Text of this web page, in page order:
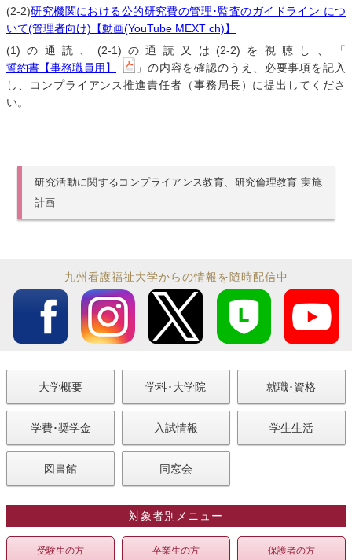
(2-2)研究機関における公的研究費の管理･監査のガイドライン につ
いて(管理者向け)【動画(YouTube MEXT ch)】
(1)の通読、(2-1)の通読又は(2-2)を視聴し、「
誓約書【事務職員用】
」の内容を確認のうえ、必要事項を記入
し、コンプライアンス推進責任者（事務局長）に提出してくださ
い。
研究活動に関するコンプライアンス教育、研究倫理教育 実施
計画
九州看護福祉大学からの情報を随時配信中
大学概要 学科･大学院 就職･資格
学費･奨学金 入試情報 学生生活
図書館 同窓会
対象者別メニュー
受験生の方 卒業生の方 保護者の方